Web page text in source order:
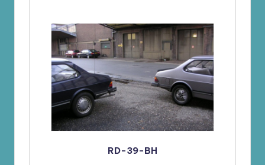
RD-39-BH